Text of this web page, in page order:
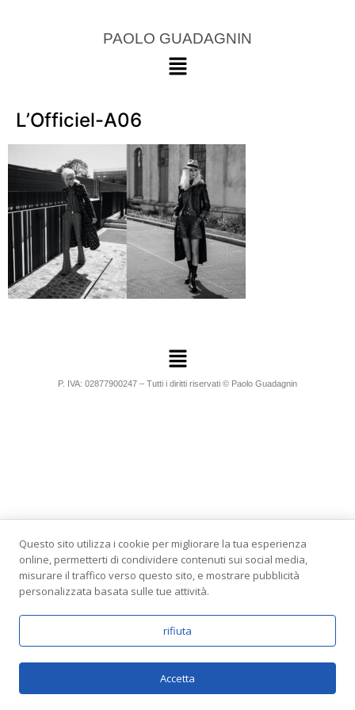
PAOLO GUADAGNIN
L’Officiel-A06
P. IVA: 02877900247 – Tutti i diritti riservati © Paolo Guadagnin
Questo sito utilizza i cookie per migliorare la tua esperienza
online, permetterti di condividere contenuti sui social media,
misurare il traffico verso questo sito, e mostrare pubblicità
personalizzata basata sulle tue attività.
rifiuta
Accetta